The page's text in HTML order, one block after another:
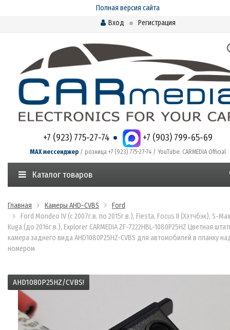
Полная версия сайта
Вход
Регистрация
+7 (923) 775-27-74 +7 (903) 799-65-69
MAX мессенджер/ розница +7 (923) 775-27-74 / YouTube: CARMEDIA Official
Каталог товаров
Главная Камеры AHD-CVBS
Ford
Ford Mondeo IV (с 2007г.в. по 2015г.в.), Fiesta, Focus II (Хэтчбэк), S-
Kuga (до 2016г.в.), Explorer CARMEDIA ZF-7222HBL-1080P25HZ Цветная
камера заднего вида AHD1080P25HZ-CVBS для автомобилей в планку
номером
AHD1080P25HZ/CVBS!